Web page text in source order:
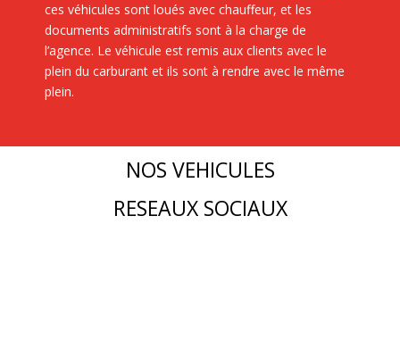
ces véhicules sont loués avec chauffeur, et les
documents administratifs sont à la charge de
l’agence. Le véhicule est remis aux clients avec le
plein du carburant et ils sont à rendre avec le même
plein.
NOS VEHICULES
RESEAUX SOCIAUX